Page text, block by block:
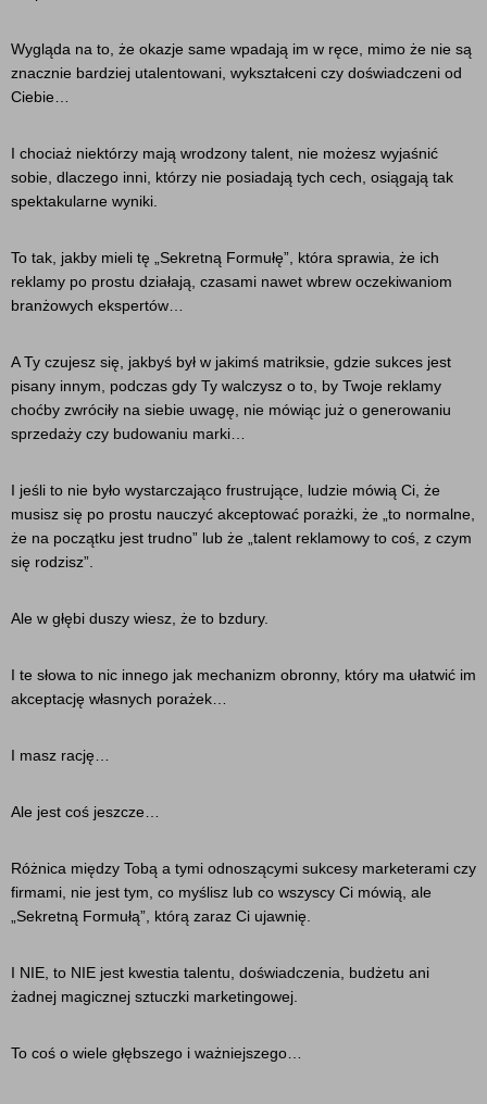
Wygląda na to, że okazje same wpadają im w ręce, mimo że nie są
znacznie bardziej utalentowani, wykształceni czy doświadczeni od
Ciebie…
I chociaż niektórzy mają wrodzony talent, nie możesz wyjaśnić
sobie, dlaczego inni, którzy nie posiadają tych cech, osiągają tak
spektakularne wyniki.
To tak, jakby mieli tę „Sekretną Formułę”, która sprawia, że ich
reklamy po prostu działają, czasami nawet wbrew oczekiwaniom
branżowych ekspertów…
A Ty czujesz się, jakbyś był w jakimś matriksie, gdzie sukces jest
pisany innym, podczas gdy Ty walczysz o to, by Twoje reklamy
choćby zwróciły na siebie uwagę, nie mówiąc już o generowaniu
sprzedaży czy budowaniu marki…
I jeśli to nie było wystarczająco frustrujące, ludzie mówią Ci, że
musisz się po prostu nauczyć akceptować porażki, że „to normalne,
że na początku jest trudno” lub że „talent reklamowy to coś, z czym
się rodzisz”.
Ale w głębi duszy wiesz, że to bzdury.
I te słowa to nic innego jak mechanizm obronny, który ma ułatwić im
akceptację własnych porażek…
I masz rację…
Ale jest coś jeszcze…
Różnica między Tobą a tymi odnoszącymi sukcesy marketerami czy
firmami, nie jest tym, co myślisz lub co wszyscy Ci mówią, ale
„Sekretną Formułą”, którą zaraz Ci ujawnię.
I NIE, to NIE jest kwestia talentu, doświadczenia, budżetu ani
żadnej magicznej sztuczki marketingowej.
To coś o wiele głębszego i ważniejszego…